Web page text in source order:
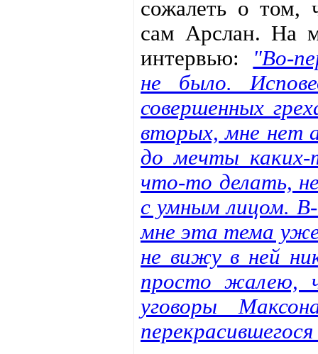
сожалеть о том,
сам Арслан. На
интервью:
"Во-
не было.
совершенных
вторых, мне нет
до мечты
что-то делать,
с умным лицом.
мне эта тема
не вижу в ней
просто жалею,
уговоры